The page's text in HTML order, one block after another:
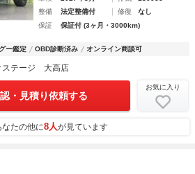
整備
法定整備付 修復
なし
保証
保証付 (3ヶ月・3000km)
グー鑑定 OBD診断済み オンライン商談可
ステージ 大高店
・見積り依頼する
お気に入り
なたの他に8人が見ています